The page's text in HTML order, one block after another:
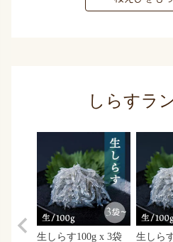
しらすラ
生しらす100g x 3袋
生しら